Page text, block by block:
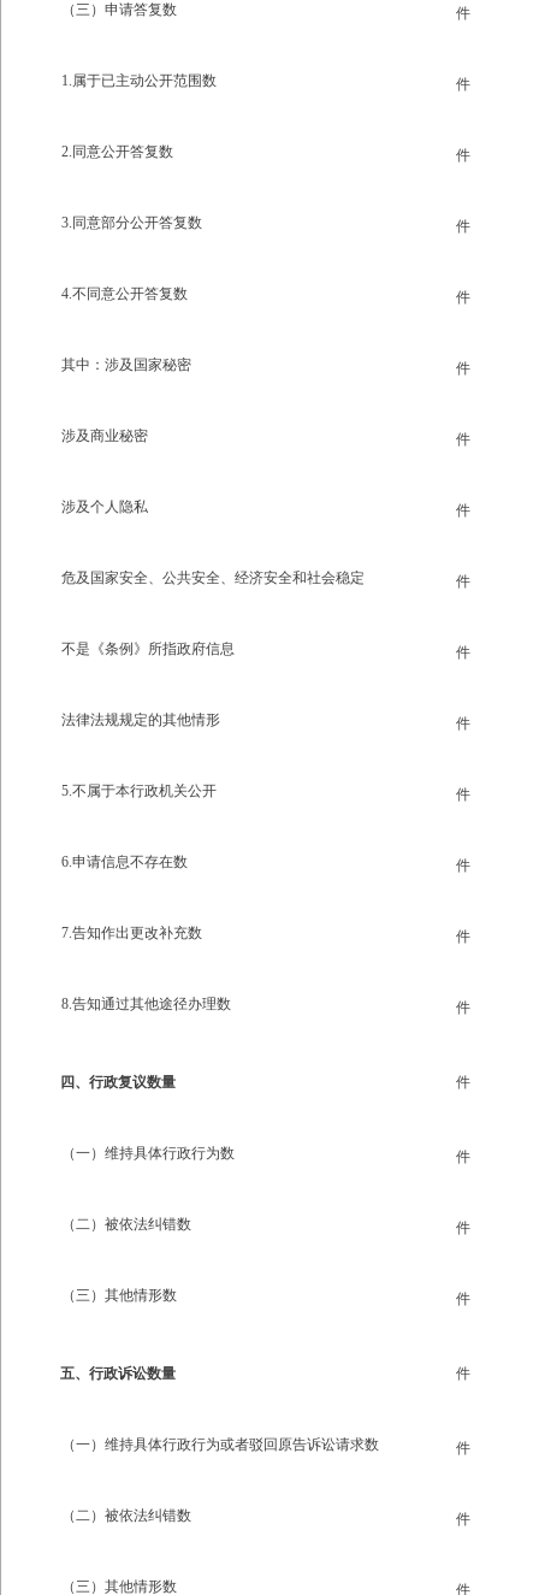
（三）申请答复数 件
1.属于已主动公开范围数 件
2.同意公开答复数 件
3.同意部分公开答复数 件
4.不同意公开答复数 件
其中：涉及国家秘密 件
涉及商业秘密 件
涉及个人隐私 件
危及国家安全、公共安全、经济安全和社会稳定 件
不是《条例》所指政府信息 件
法律法规规定的其他情形 件
5.不属于本行政机关公开 件
6.申请信息不存在数 件
7.告知作出更改补充数 件
8.告知通过其他途径办理数 件
四、行政复议数量 件
（一）维持具体行政行为数 件
（二）被依法纠错数 件
（三）其他情形数 件
五、行政诉讼数量 件
（一）维持具体行政行为或者驳回原告诉讼请求数 件
（二）被依法纠错数 件
（三）其他情形数 件